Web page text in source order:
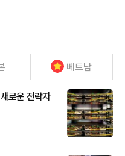
베트남
로운 전략자